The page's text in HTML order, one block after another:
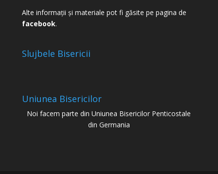
Alte informații și materiale pot fi găsite pe pagina de
facebook.
Slujbele Bisericii
Uniunea Bisericilor
Noi facem parte din Uniunea Bisericilor Penticostale
din Germania